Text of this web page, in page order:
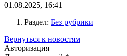
01.08.2025, 16:41
Раздел: Без рубрики
Вернуться к новостям
Авторизация